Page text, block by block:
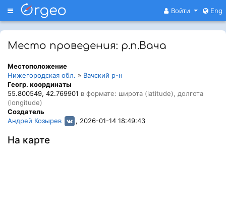
Меню Войти Eng
Место проведения: р.п.Вача
Местоположение
Нижегородская обл. » Вачский р-н
Геогр. координаты
55.800549, 42.769901 в формате: широта (latitude), долгота
(longitude)
Создатель
Андрей Козырев
, 2026-01-14 18:49:43
На карте